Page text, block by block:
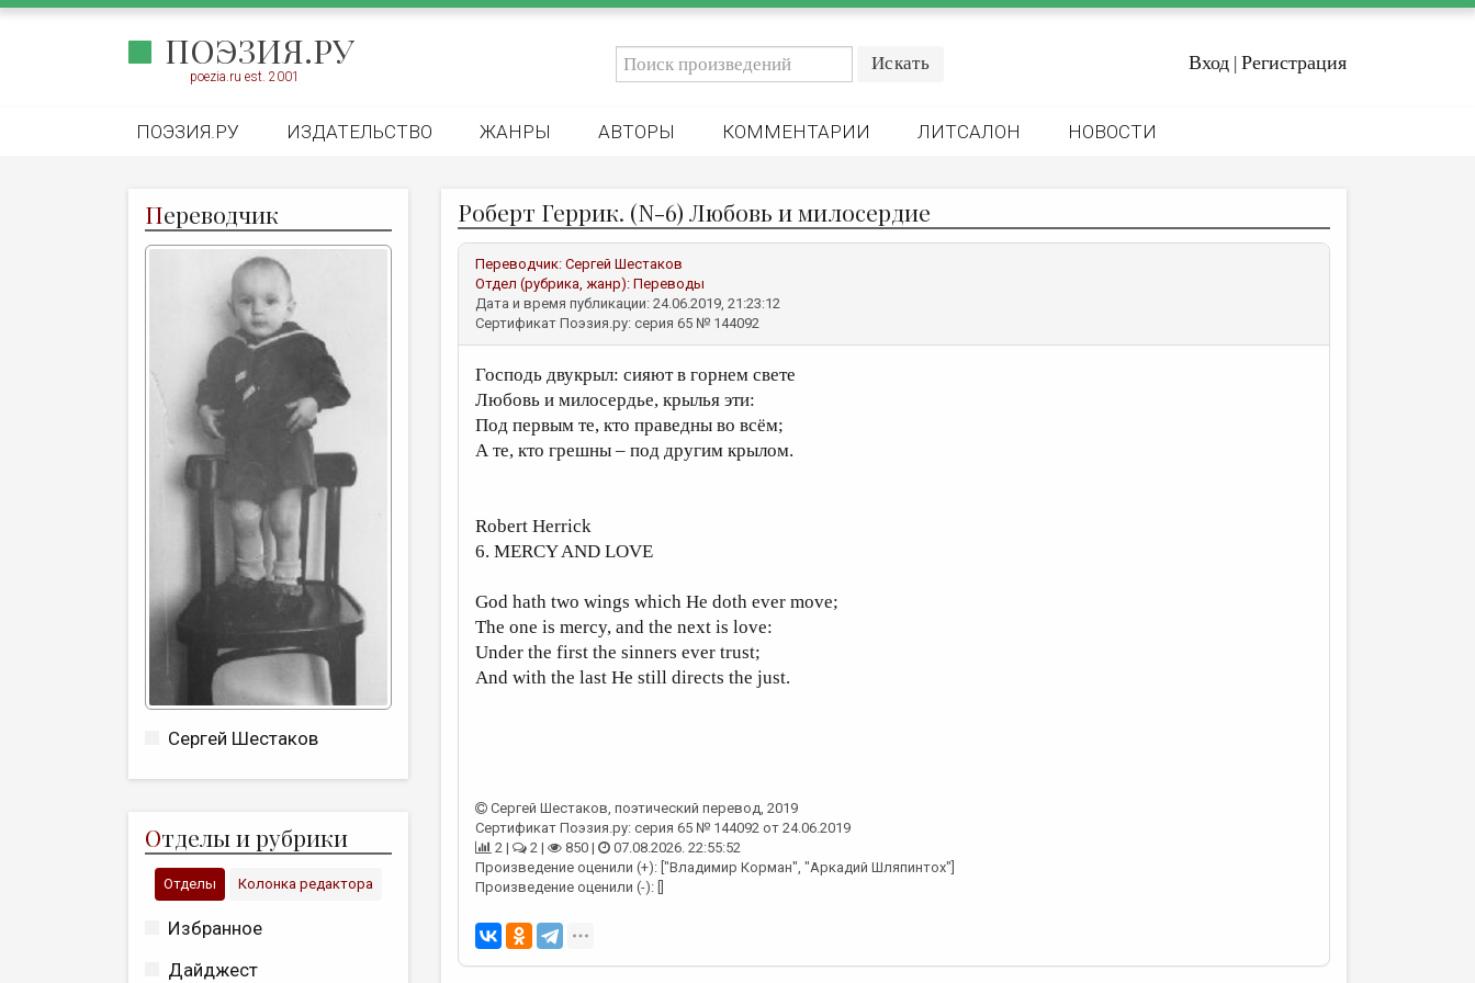
ПОЭЗИЯ.РУ
poezia.ru est. 2001
Вход | Регистрация
ПОЭЗИЯ.РУ ИЗДАТЕЛЬСТВО ЖАНРЫ АВТОРЫ КОММЕНТАРИИ ЛИТСАЛОН НОВОСТИ
Переводчик
Сергей Шестаков
Отделы и рубрики
Отделы Колонка редактора
Избранное
Дайджест
Роберт Геррик. (N-6) Любовь и милосердие
Переводчик: Сергей Шестаков
Отдел (рубрика, жанр): Переводы
Дата и время публикации: 24.06.2019, 21:23:12
Сертификат Поэзия.ру: серия 65 № 144092
Господь двукрыл: сияют в горнем свете
Любовь и милосердье, крылья эти:
Под первым те, кто праведны во всём;
А те, кто грешны – под другим крылом.
Robert Herrick
6. MERCY AND LOVE
God hath two wings which He doth ever move;
The one is mercy, and the next is love:
Under the first the sinners ever trust;
And with the last He still directs the just.
Сергей Шестаков, поэтический перевод, 2019
Сертификат Поэзия.ру: серия 65 № 144092 от 24.06.2019
2 |
2 | 850 |
07.08.2026. 22:55:52
Произведение оценили (+): ["Владимир Корман", "Аркадий Шляпинтох"]
Произведение оценили (-): []